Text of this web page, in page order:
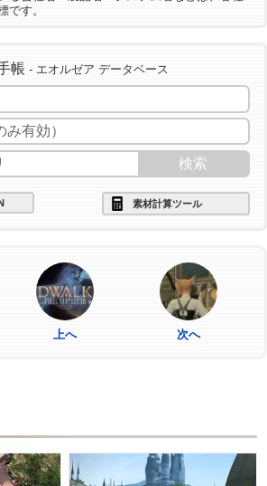
です。
帳 - エオルゼア データベース
素材計算ツール
上へ 次へ